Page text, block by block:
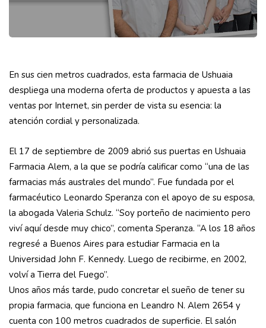
En sus cien metros cuadrados, esta farmacia de Ushuaia
despliega una moderna oferta de productos y apuesta a las
ventas por Internet, sin perder de vista su esencia: la
atención cordial y personalizada.
El 17 de septiembre de 2009 abrió sus puertas en Ushuaia
Farmacia Alem, a la que se podría calificar como “una de las
farmacias más australes del mundo”. Fue fundada por el
farmacéutico Leonardo Speranza con el apoyo de su esposa,
la abogada Valeria Schulz. “Soy porteño de nacimiento pero
viví aquí desde muy chico”, comenta Speranza. “A los 18 años
regresé a Buenos Aires para estudiar Farmacia en la
Universidad John F. Kennedy. Luego de recibirme, en 2002,
volví a Tierra del Fuego”.
Unos años más tarde, pudo concretar el sueño de tener su
propia farmacia, que funciona en Leandro N. Alem 2654 y
cuenta con 100 metros cuadrados de superficie. El salón